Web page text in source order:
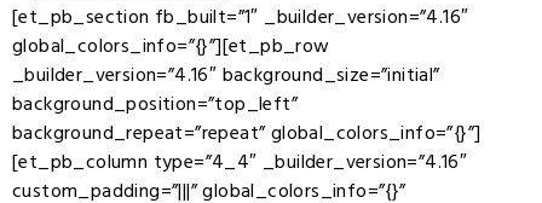
[et_pb_section fb_built=”1″ _builder_version=”4.16″
global_colors_info=”{}”][et_pb_row
_builder_version=”4.16″ background_size=”initial”
background_position=”top_left”
background_repeat=”repeat” global_colors_info=”{}”]
[et_pb_column type=”4_4″ _builder_version=”4.16″
custom_padding=”|||” global_colors_info=”{}”